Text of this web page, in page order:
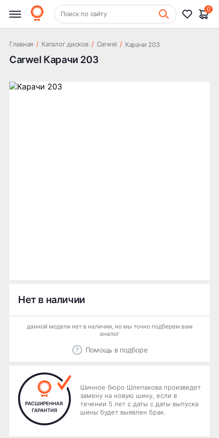
+7 (831) 261-35-35 Шиномонтаж
Поиск по сайту
0
Главная / Каталог дисков / Carwel / Карачи 203
Carwel Карачи 203
Нет в наличии
данной модели нет в наличии, но мы точно подберем вам
аналог
Помощь в подборе
Шинное бюро Шлепакова произведет
замену на новую шину, если в
течении 5 лет с даты с даты выпуска
шины будет выявлен брак.